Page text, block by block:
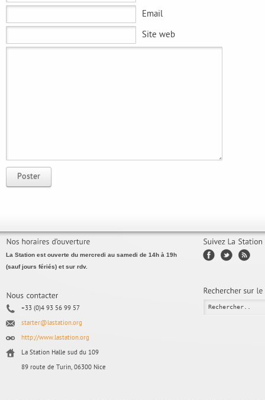
Email
Site web
Poster
La Station est ouverte du mercredi au samedi de 14h à 19h
(sauf jours fériés) et sur rdv.
+33 (0)4 93 56 99 57
starter@lastation.org
http://www.lastation.org
La Station Halle sud du 109
89 route de Turin, 06300 Nice